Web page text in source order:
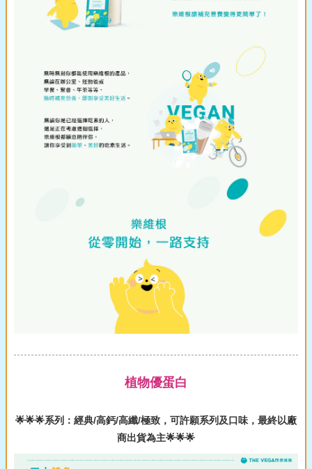
植物優蛋白
🌟🌟🌟系列：經典/高鈣/高纖/極致，可許願系列及口味，最終以廠
商出貨為主🌟🌟🌟